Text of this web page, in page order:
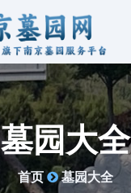
墓园大全
首页 墓园大全